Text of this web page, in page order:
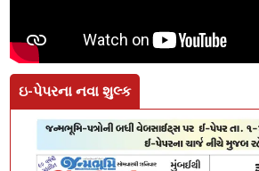
ઇ-પેપરના નવા શુલ્ક